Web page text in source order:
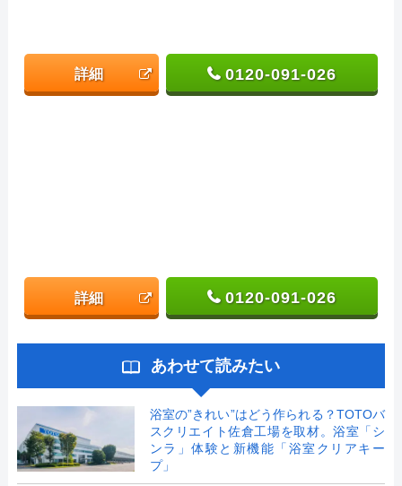
詳細 0120-091-026
詳細 0120-091-026
あわせて読みたい
浴室の”きれい”はどう作られる？TOTOバ
スクリエイト佐倉工場を取材。浴室「シ
ンラ」体験と新機能「浴室クリアキー
プ」